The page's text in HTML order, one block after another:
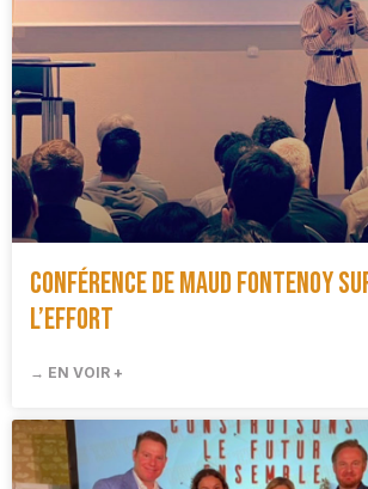
Conférence de Maud Fontenoy
l’effort
→ EN VOIR +